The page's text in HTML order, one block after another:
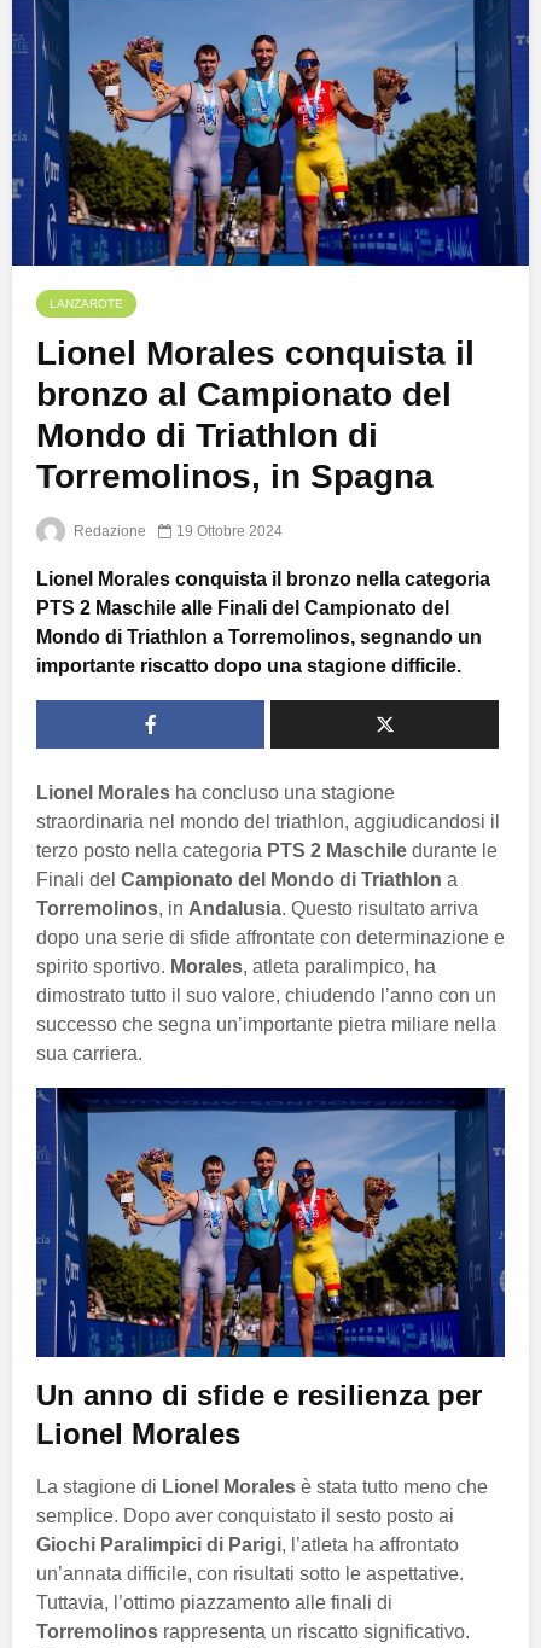
LANZAROTE
Lionel Morales conquista il
bronzo al Campionato del
Mondo di Triathlon di
Torremolinos, in Spagna
Redazione 19 Ottobre 2024
Lionel Morales conquista il bronzo nella categoria
PTS 2 Maschile alle Finali del Campionato del
Mondo di Triathlon a Torremolinos, segnando un
importante riscatto dopo una stagione difficile.
Lionel Morales ha concluso una stagione
straordinaria nel mondo del triathlon, aggiudicandosi il
terzo posto nella categoria PTS 2 Maschile durante le
Finali del Campionato del Mondo di Triathlon a
Torremolinos, in Andalusia. Questo risultato arriva
dopo una serie di sfide affrontate con determinazione e
spirito sportivo. Morales, atleta paralimpico, ha
dimostrato tutto il suo valore, chiudendo l’anno con un
successo che segna un’importante pietra miliare nella
sua carriera.
Un anno di sfide e resilienza per
Lionel Morales
La stagione di Lionel Morales è stata tutto meno che
semplice. Dopo aver conquistato il sesto posto ai
Giochi Paralimpici di Parigi, l’atleta ha affrontato
un’annata difficile, con risultati sotto le aspettative.
Tuttavia, l’ottimo piazzamento alle finali di
Torremolinos rappresenta un riscatto significativo.